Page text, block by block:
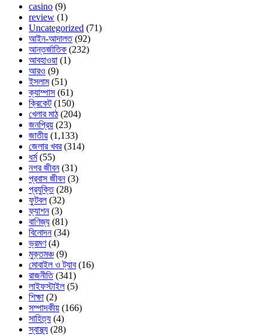
casino (9)
review (1)
Uncategorized (71)
আইন-আদালত(92)
আন্তর্জাতিক (232)
আবহাওয়া (1)
আরও (9)
ইসলাম(51)
ক্যাম্পাস(61)
ক্রিকেট(150)
খেলার মাঠ(204)
জনপ্রিয় (23)
জাতীয় (1,133)
জেলার খবর(314)
ধর্ম(55)
নগর জীবন(31)
প্রবাস জীবন(3)
প্রযুক্তি(28)
ফুটবল(32)
ফ্যাশন(3)
বাণিজ্য (81)
বিনোদন(34)
ভ্রমণ(4)
মুক্তমঞ্চ (9)
মোবাইল ও ট্যাব(16)
রাজনীতি(341)
লাইফস্টাইল(5)
শিক্ষা (2)
সম্পাদকীয় (166)
সাহিত্য (4)
স্বাস্থ্য (28)